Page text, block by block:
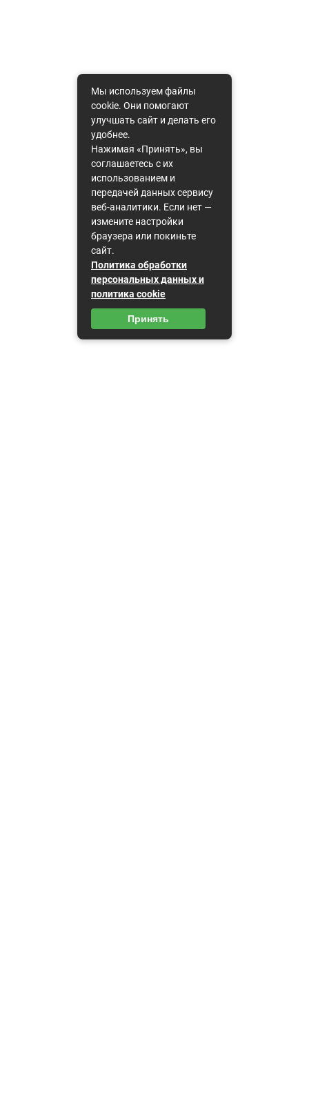
Мы используем файлы
cookie. Они помогают
улучшать сайт и делать его
удобнее.
Нажимая «Принять», вы
соглашаетесь с их
использованием и
передачей данных сервису
веб-аналитики. Если нет —
измените настройки
браузера или покиньте
сайт.
Политика обработки
персональных данных и
политика cookie
Принять